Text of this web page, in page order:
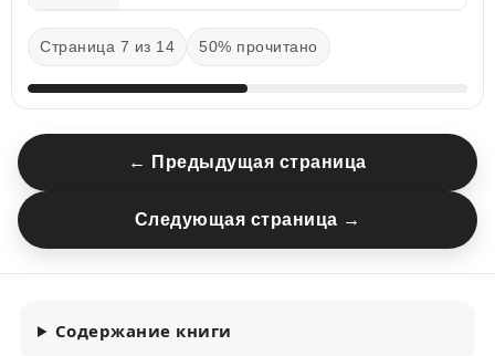
Страница 7 из 14 50% прочитано
← Предыдущая страница
Следующая страница →
Содержание книги